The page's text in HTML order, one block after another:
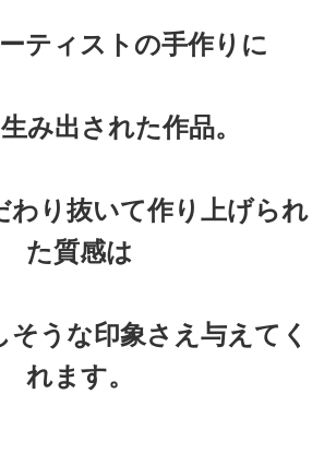
ティストの手作りに
み出された作品。
わり抜いて作り上げられ
た質感は
そうな印象さえ与えてく
れます。